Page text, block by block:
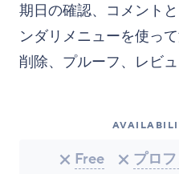
期日の確認、コメント
ンダリメニューを使っ
削除、プルーフ、レビュ
Free プロ